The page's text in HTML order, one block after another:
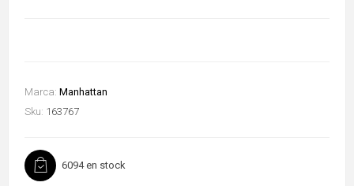
Marca: Manhattan
Sku: 163767
6094 en stock